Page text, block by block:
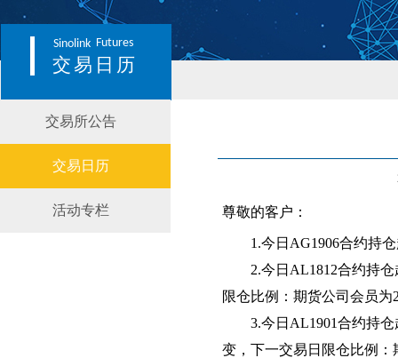
Sinolink Futures
交易日历
交易所公告
交易日历
活动专栏 尊敬的客户：
1 .今日AG1906合约持
2.今日 AL1812合约持
限仓比例：期货公司会员为
3.今日 AL1901合约持
变 ，下一交易日限仓比例